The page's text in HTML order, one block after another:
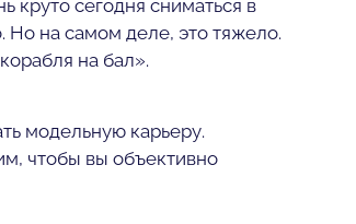
круто сегодня сниматься в
Но на самом деле, это тяжело.
на бал».
модельную карьеру.
чтобы вы объективно